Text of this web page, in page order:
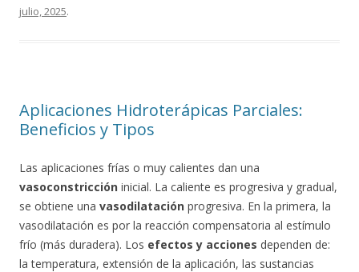
julio, 2025.
Aplicaciones Hidroterápicas Parciales:
Beneficios y Tipos
Las aplicaciones frías o muy calientes dan una
vasoconstricción inicial. La caliente es progresiva y gradual,
se obtiene una vasodilatación progresiva. En la primera, la
vasodilatación es por la reacción compensatoria al estímulo
frío (más duradera). Los efectos y acciones dependen de:
la temperatura, extensión de la aplicación, las sustancias